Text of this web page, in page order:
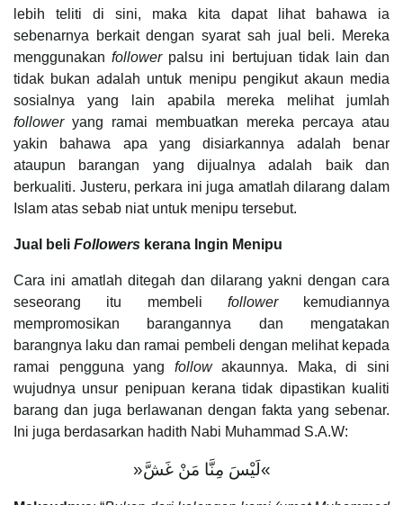
lebih teliti di sini, maka kita dapat lihat bahawa ia
sebenarnya berkait dengan syarat sah jual beli. Mereka
menggunakanfollowerpalsu ini bertujuan tidak lain dan
tidak bukan adalah untuk menipu pengikut akaun media
sosialnya yang lain apabila mereka melihat jumlah
followeryang ramai membuatkan mereka percaya atau
yakin bahawa apa yang disiarkannya adalah benar
ataupun barangan yang dijualnya adalah baik dan
berkualiti. Justeru, perkara ini juga amatlah dilarang dalam
Islam atas sebab niat untuk menipu tersebut.
Jual beli Followers kerana Ingin Menipu
Cara ini amatlah ditegah dan dilarang yakni dengan cara
seseorang itu membeli follower
kemudiannya
mempromosikan barangannya dan mengatakan
barangnya laku dan ramai pembeli dengan melihat kepada
ramai pengguna yang followakaunnya. Maka, di sini
wujudnya unsur penipuan kerana tidak dipastikan kualiti
barang dan juga berlawanan dengan fakta yang sebenar.
Ini juga berdasarkan hadith Nabi Muhammad S.A.W:
»لَيْسَ مِنَّا مَنْ غَشَّ«